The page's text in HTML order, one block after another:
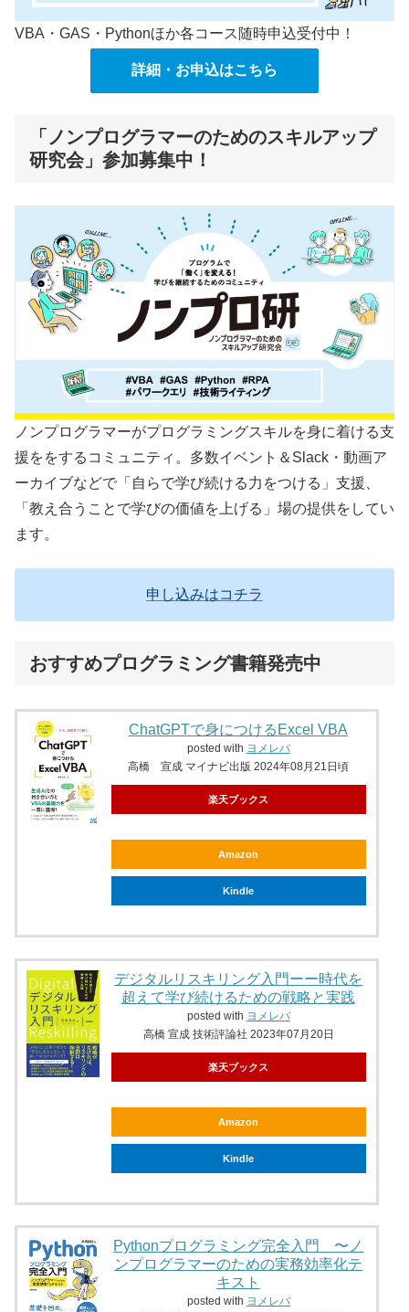
VBA・GAS・Pythonほか各コース随時申込受付中！
詳細・お申込はこちら
「ノンプログラマーのためのスキルアップ
研究会」参加募集中！
ノンプログラマーがプログラミングスキルを身に着ける支
援ををするコミュニティ。多数イベント＆Slack・動画ア
ーカイブなどで「自らで学び続ける力をつける」支援、
「教え合うことで学びの価値を上げる」場の提供をしてい
ます。
申し込みはコチラ
おすすめプログラミング書籍発売中
ChatGPTで身につけるExcel VBA
posted with ヨメレバ
高橋 宣成 マイナビ出版 2024年08月21日頃
楽天ブックス
Amazon
Kindle
デジタルリスキリング入門ーー時代を
超えて学び続けるための戦略と実践
posted with ヨメレバ
高橋 宣成 技術評論社 2023年07月20日
楽天ブックス
Amazon
Kindle
Pythonプログラミング完全入門 〜ノ
ンプログラマーのための実務効率化テ
キスト
posted with ヨメレバ